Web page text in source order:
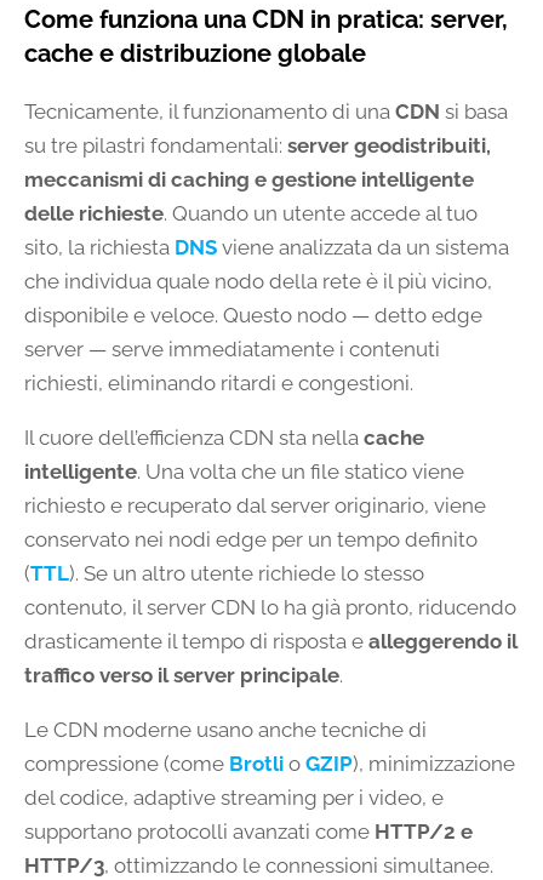
Come funziona una CDN in pratica: server,
cache e distribuzione globale
Tecnicamente, il funzionamento di una CDN si basa
su tre pilastri fondamentali: server geodistribuiti,
meccanismi di caching e gestione intelligente
delle richieste. Quando un utente accede al tuo
sito, la richiesta DNS viene analizzata da un sistema
che individua quale nodo della rete è il più vicino,
disponibile e veloce. Questo nodo — detto edge
server — serve immediatamente i contenuti
richiesti, eliminando ritardi e congestioni.
Il cuore dell’efficienza CDN sta nella cache
intelligente. Una volta che un file statico viene
richiesto e recuperato dal server originario, viene
conservato nei nodi edge per un tempo definito
(TTL). Se un altro utente richiede lo stesso
contenuto, il server CDN lo ha già pronto, riducendo
drasticamente il tempo di risposta e alleggerendo il
traffico verso il server principale.
Le CDN moderne usano anche tecniche di
compressione (come Brotli o GZIP), minimizzazione
del codice, adaptive streaming per i video, e
supportano protocolli avanzati come HTTP/2 e
HTTP/3, ottimizzando le connessioni simultanee.